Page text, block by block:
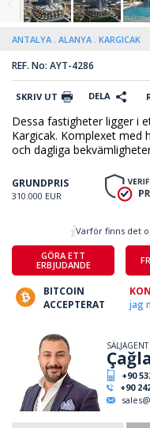
ANTALYA ALANYA KARGICAK
REF. No: AYT-4286
SKRIV UT DELA
Dessa fastigheter ligger i
Kargicak. Komplexet med
och dagliga
GRUNDPRIS
310.000 EUR
GÖRA ETT
ERBJUDANDE
Varför finns det
BITCOIN
ACCEPTERAT
jag
SÄLJAGENT
+90
+90